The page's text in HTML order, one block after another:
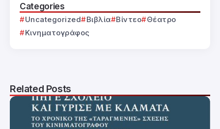
Categories
Uncategorized Βιβλία Βίντεο
Θέατρο
Κινηματογράφος
Related Posts